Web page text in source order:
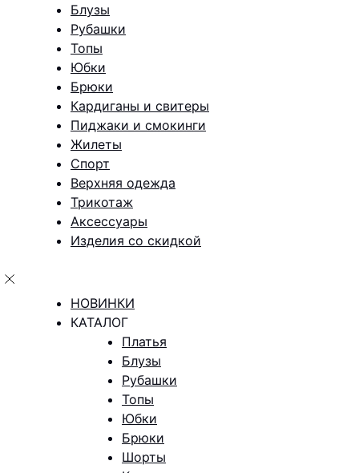
Блузы
Рубашки
Топы
Юбки
Брюки
Кардиганы и свитеры
Пиджаки и смокинги
Жилеты
Спорт
Верхняя одежда
Трикотаж
Аксессуары
Изделия со скидкой
НОВИНКИ
КАТАЛОГ
Платья
Блузы
Рубашки
Топы
Юбки
Брюки
Шорты